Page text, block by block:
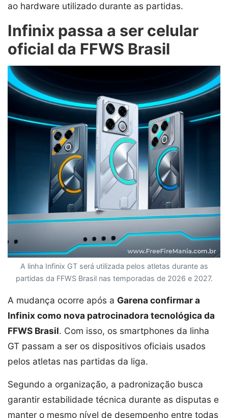
ao hardware utilizado durante as partidas.
Infinix passa a ser celular
oficial da FFWS Brasil
A linha Infinix GT será utilizada pelos atletas durante as
partidas da FFWS Brasil nas temporadas de 2026 e 2027.
A mudança ocorre após a Garena confirmar a
Infinix como nova patrocinadora tecnológica da
FFWS Brasil. Com isso, os smartphones da linha
GT passam a ser os dispositivos oficiais usados
pelos atletas nas partidas da liga.
Segundo a organização, a padronização busca
garantir estabilidade técnica durante as disputas e
manter o mesmo nível de desempenho entre todas